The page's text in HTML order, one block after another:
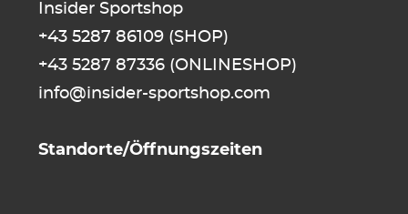
Insider Sportshop
+43 5287 86109 (SHOP)
+43 5287 87336 (ONLINESHOP)
info@insider-sportshop.com
Standorte/Öffnungszeiten